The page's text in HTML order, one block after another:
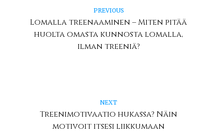
PREVIOUS
Lomalla treenaaminen – Miten pitää
huolta omasta kunnosta lomalla,
ilman treeniä?
NEXT
Treenimotivaatio hukassa? Näin
motivoit itsesi liikkumaan